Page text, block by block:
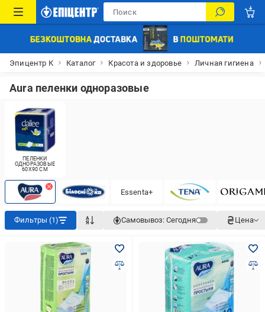
Эпицентр К Каталог Красота и здоровье Личная гигиена
Aura пеленки одноразовые
ПЕЛЕНКИ
ОДНОРАЗОВЫЕ
60Х90 СМ
Essenta+
Фильтры (1) Самовывоз: Сегодня Цена